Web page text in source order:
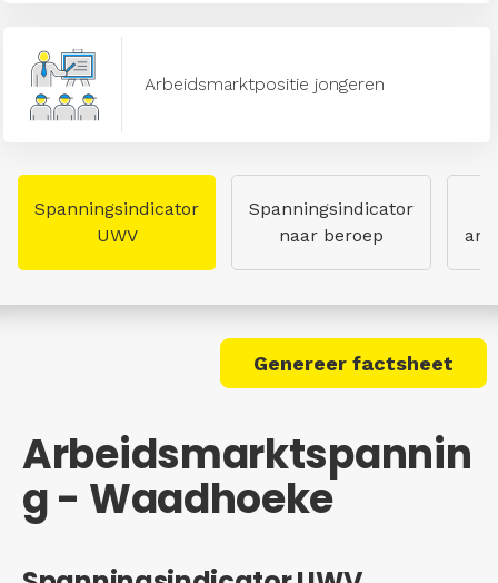
Arbeidsmarktpositie jongeren
Spanningsindicator
UWV
Spanningsindicator
naar beroep
Genereer factsheet
Arbeidsmarktspannin
g - Waadhoeke